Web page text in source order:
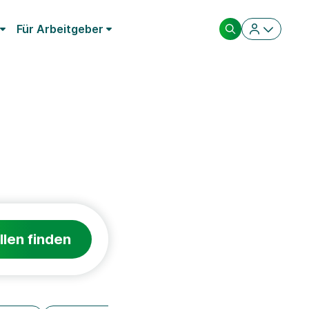
Für Arbeitgeber
finden